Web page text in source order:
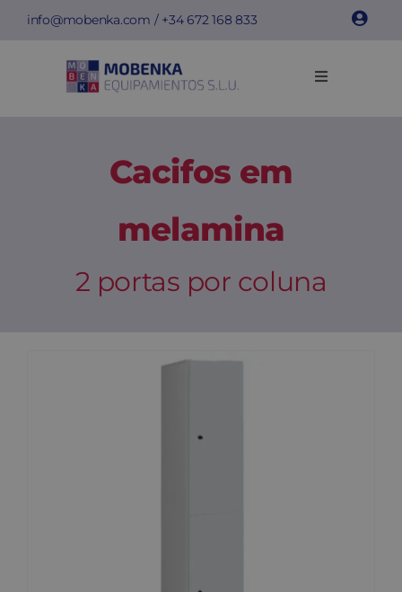
Skipinfo@mobenka.com / +34672 168 833
Toggle
Info técnica
Cacifos em
melamina
2 portas por coluna